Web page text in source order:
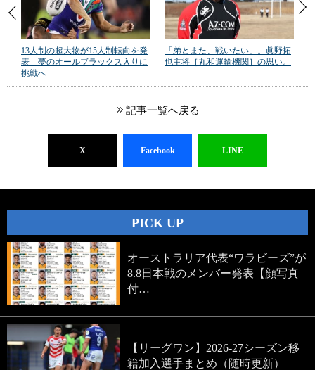
13人制の超大物が15人制転向を発
表 夢のオールブラックス入りに
挑戦へ
「弟とまた、戦いたい」。眞野拓
也主将［丸和運輸機関］の思い。
記事一覧へ戻る
X Facebook LINE
PICK UP
オーストラリア代表“ワラビーズ”が
8.8日本戦のメンバー発表【顔写真
付…
【リーグワン】2026-27シーズン移
籍加入選手まとめ（随時更新）